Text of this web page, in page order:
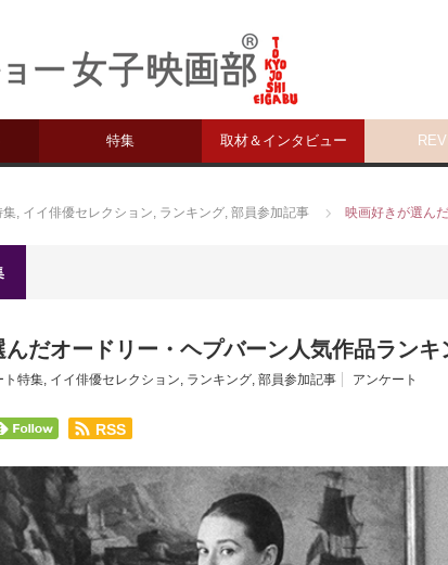
特集 取材＆インタビュー
集, イイ俳優セレクション, ランキング, 部員参加記事 映画好きが選ん
んだオードリー・ヘプバーン人気作品ランキ
ト特集, イイ俳優セレクション, ランキング, 部員参加記事 アンケート
RSS